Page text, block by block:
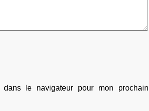
le navigateur pour mon prochain